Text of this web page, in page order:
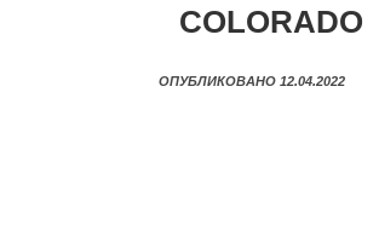
COLORADO
ОПУБЛИКОВАНО 12.04.2022